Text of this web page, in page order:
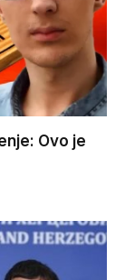
Ovo je